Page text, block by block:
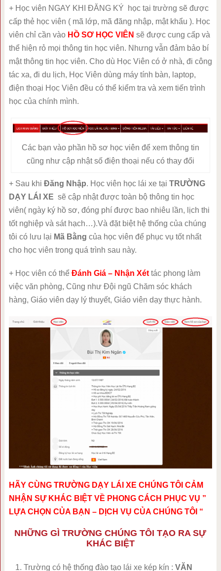
+ Học viên NGAY KHI ĐĂNG KÝ học tại trường sẽ được
cấp thẻ học viên ( mã lớp, mã đăng nhập, mật khẩu ). Học
viên chỉ cần vào HỒ SƠ HỌC VIÊN sẽ được cung cấp và
thể hiện rỏ mọi thông tin học viên. Nhưng vẫn đảm bảo bí
mật thông tin học viên. Cho dù Học Viên có ở nhà, đi công
tác xa, đi du lịch, Học Viên dùng máy tính bàn, laptop,
điện thoại Học Viên đều có thể kiểm tra và xem tiến trình
học của chính mình.
Các bạn vào phần hồ sơ học viên để xem thông tin
cũng như cập nhật số điện thoại nếu có thay đổi
+ Sau khi Đăng Nhập. Học viên học lái xe tại TRƯỜNG
DẠY LÁI XE sẽ cập nhật được toàn bộ thông tin học
viên( ngày ký hồ sơ, đóng phí được bao nhiêu lần, lịch thi
tốt nghiệp và sát hạch…).Và đặt biệt hệ thống của chúng
tôi có lưu lại Mã Bằng của học viên để phục vụ tốt nhất
cho học viên trong quá trình sau này.
+ Học viên có thể Đánh Giá – Nhận Xéttác phong làm
việc văn phòng, Cũng như Đội ngũ Chăm sóc khách
hàng, Giáo viên dạy lý thuyết, Giáo viên dạy thực hành.
HÃY CÙNG TRƯỜNG DẠY LÁI XE CHÚNG TÔI CẢM
NHẬN SỰ KHÁC BIỆT VỀ PHONG CÁCH PHỤC VỤ ”
LỰA CHỌN CỦA BẠN – DỊCH VỤ CỦA CHÚNG TÔI “
NHỮNG GÌ TRƯỜNG CHÚNG TÔI TẠO RA SỰ
KHÁC BIỆT
Trường có hệ thống đào tạo lái xe kép kín : VĂN